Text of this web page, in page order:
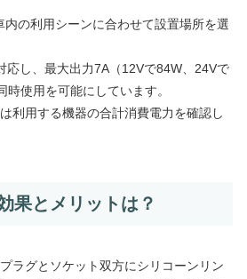
の利用シーンに合わせて設置場所を選
応し、最大出力7A（12Vで84W、24Vで
使用を可能にしています。
利用する機器の合計消費電力を確認し
果とメリットは？
ラグとソケット双方にシリコーンリン